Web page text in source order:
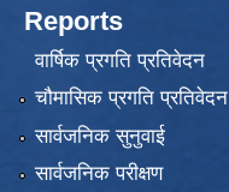
Reports
वार्षिक प्रगति प्रतिवेदन
चौमासिक प्रगति प्रतिवेदन
सार्वजनिक सुनुवाई
सार्वजनिक परीक्षण